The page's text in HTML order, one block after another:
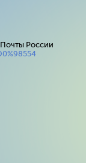
России